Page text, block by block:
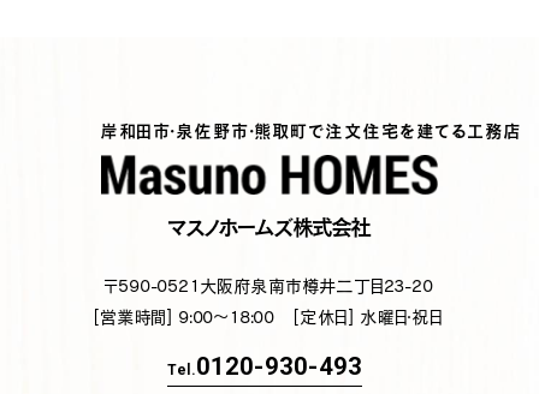
岸和田市・泉佐野市・熊取町で注文住宅を建てる工務店
マスノホームズ株式会社
〒590-0521 大阪府泉南市樽井二丁目23-20
[営業時間] 9:00～18:00 [定休日] 水曜日・祝日
Tel.0120-930-493